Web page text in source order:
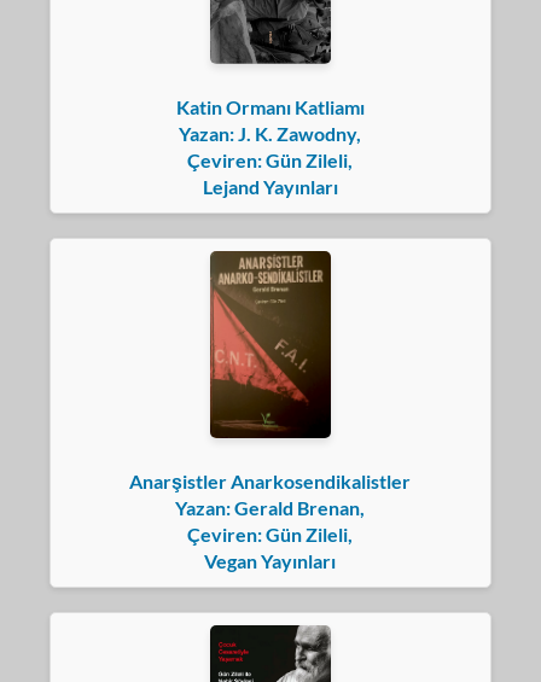
Katin Ormanı Katliamı
Yazan: J. K. Zawodny,
Çeviren: Gün Zileli,
Lejand Yayınları
Anarşistler Anarkosendikalistler
Yazan: Gerald Brenan,
Çeviren: Gün Zileli,
Vegan Yayınları